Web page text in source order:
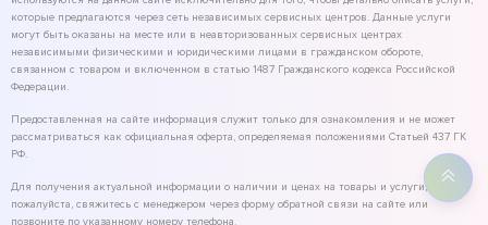
которые предлагаются через сеть независимых сервисных центров. Данные услуги
могут быть оказаны на месте или в неавторизованных сервисных центрах
независимыми физическими и юридическими лицами в гражданском обороте,
связанном с товаром и включенном в статью 1487 Гражданского кодекса Российской
Федерации.
Предоставленная на сайте информация служит только для ознакомления и не может
рассматриваться как официальная оферта, определяемая положениями Статьей 437 ГК
РФ.
Для получения актуальной информации о наличии и ценах на товары и услуги,
пожалуйста, свяжитесь с менеджером через форму обратной связи на сайте или
позвоните по указанному номеру телефона.